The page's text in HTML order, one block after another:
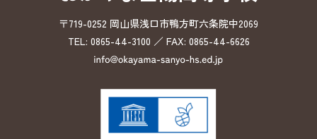
〒719-0252 岡山県浅口市鴨方町六条院中2069
TEL: 0865-44-3100 ／ FAX: 0865-44-6626